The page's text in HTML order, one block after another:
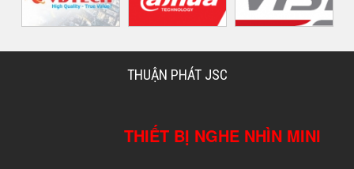
THUẬN PHÁT JSC
THIẾT BỊ NGHE NHÌN MINI